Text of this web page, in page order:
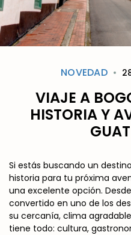
NOVEDAD
VIAJE A
HISTORIA Y
Si estás buscando un
historia para tu próxima
una excelente opción.
convertido en uno de los
su cercanía, clima
tiene todo: cultura,